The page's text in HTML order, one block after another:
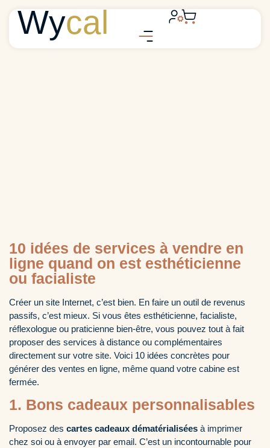
Wycal
10 idées de services à vendre en
ligne quand on est esthéticienne
ou facialiste
Créer un site Internet, c’est bien. En faire un outil de revenus
passifs, c’est mieux. Si vous êtes esthéticienne, facialiste,
réflexologue ou praticienne bien-être, vous pouvez tout à fait
proposer des services à distance ou complémentaires
directement sur votre site. Voici 10 idées concrètes pour
générer des ventes en ligne, même quand votre cabine est
fermée.
1. Bons cadeaux personnalisables
Proposez des cartes cadeaux dématérialisées à imprimer
chez soi ou à envoyer par email. C’est un incontournable pour